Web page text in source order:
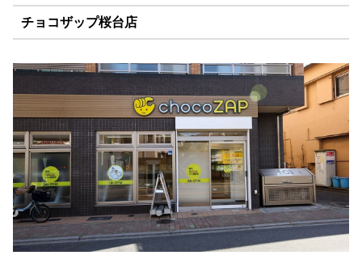
チョコザップ桜台店